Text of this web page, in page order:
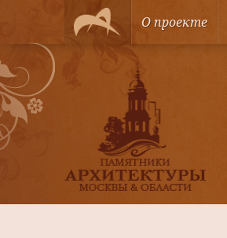
О проекте